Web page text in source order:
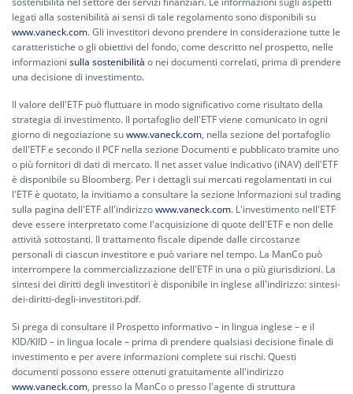
legati alla sostenibilità ai sensi di tale regolamento sono disponibili su
www.vaneck.com. Gli investitori devono prendere in considerazione tutte le
caratteristiche o gli obiettivi del fondo, come descritto nel prospetto, nelle
informazioni sulla sostenibilità o nei documenti correlati, prima di prendere
una decisione di investimento.
Il valore dell'ETF può fluttuare in modo significativo come risultato della
strategia di investimento. Il portafoglio dell'ETF viene comunicato in ogni
giorno di negoziazione suwww.vaneck.com, nella sezione del portafoglio
dell'ETF e secondo il PCF nella sezione Documenti e pubblicato tramite uno
o più fornitori di dati di mercato. Il net asset value indicativo (iNAV) dell'ETF
è disponibile su Bloomberg. Per i dettagli sui mercati regolamentati in cui
l'ETF è quotato, la invitiamo a consultare la sezione Informazioni sul trading
sulla pagina dell'ETF all'indirizzowww.vaneck.com. L'investimento nell'ETF
deve essere interpretato come l'acquisizione di quote dell'ETF e non delle
attività sottostanti. Il trattamento fiscale dipende dalle circostanze
personali di ciascun investitore e può variare nel tempo. La ManCo può
interrompere la commercializzazione dell'ETF in una o più giurisdizioni. La
sintesi dei diritti degli investitori è disponibile in inglese all'indirizzo:sintesi-
dei-diritti-degli-investitori.pdf.
Si prega di consultare il Prospetto informativo – in lingua inglese – e il
KID/KIID – in lingua locale – prima di prendere qualsiasi decisione finale di
investimento e per avere informazioni complete sui rischi. Questi
documenti possono essere ottenuti gratuitamente all'indirizzo
www.vaneck.com, presso la ManCo o presso l'agente di struttura